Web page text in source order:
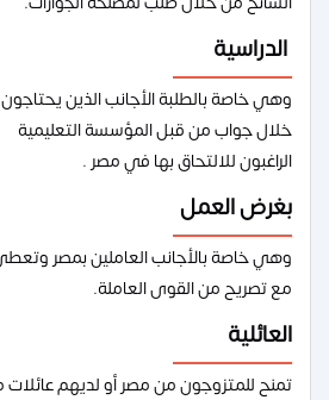
الدراسية
وهي خاصة بالطلبة الأجانب الذين
خلال جواب من قبل المؤسسة التعليمية
الراغبون للالتحاق بها في مصر .
بغرض العمل
وهي خاصة بالأجانب العاملين بمصر
مع تصريح من القوى العاملة.
العائلية
تمنح للمتزوجون من مصر أو لديهم عائلات